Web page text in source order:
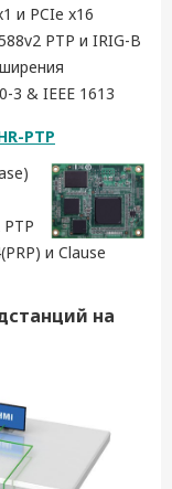
и PCIe x16
PTP и IRIG-B
3 & IEEE 1613
-PTP
и Clause
на